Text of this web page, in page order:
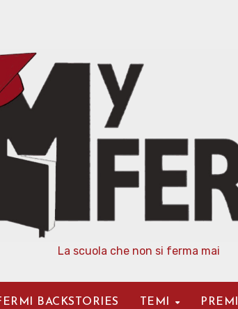
La scuola che non si ferma mai
BACKSTORIES TEMI PREMI